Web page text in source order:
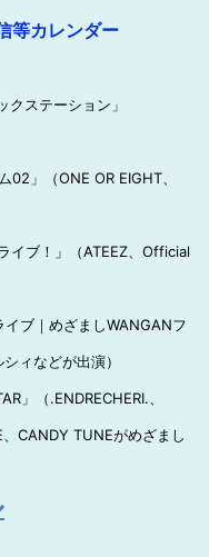
等カレンダー
ステーション」
」（ONE OR EIGHT、
イブ！」（ATEEZ、Official
ブ｜めざましWANGANフ
ィなどが出演）
」（.ENDRECHERI.、
CANDY TUNEがめざまし